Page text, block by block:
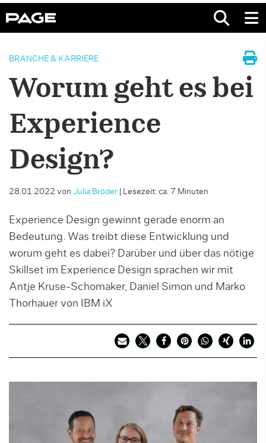
BRANCHE & KARRIERE
Worum geht es bei
Experience
Design?
28.01.2022 von Julia Bröder Lesezeit: ca. 7 Minuten
Experience Design gewinnt gerade enorm an
Bedeutung. Was treibt diese Entwicklung und
worum geht es dabei? Darüber und über das nötige
Skillset im Experience Design sprachen wir mit
Antje Kruse-Schomaker, Daniel Simon und Marko
Thorhauer von IBM iX